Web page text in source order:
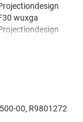
wuxga
1080p
00, R9801272